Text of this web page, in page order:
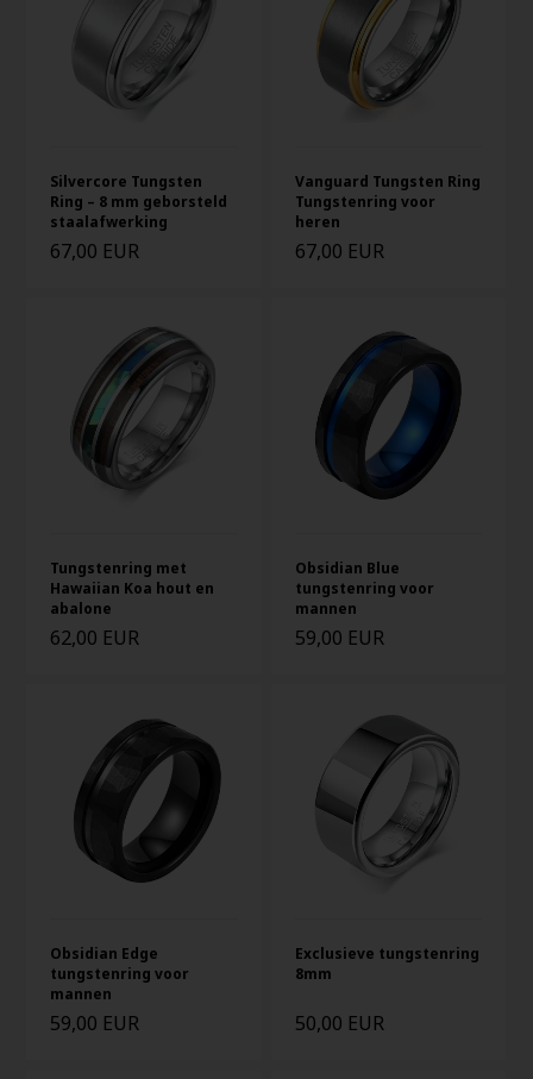
Silvercore Tungsten
Ring – 8 mm geborsteld
staalafwerking
67,00 EUR
Vanguard Tungsten Ring
Tungstenring voor
heren
67,00 EUR
Tungstenring met
Hawaiian Koa hout en
abalone
62,00 EUR
Obsidian Blue
tungstenring voor
mannen
59,00 EUR
Obsidian Edge
tungstenring voor
mannen
59,00 EUR
Exclusieve tungstenring
8mm
50,00 EUR